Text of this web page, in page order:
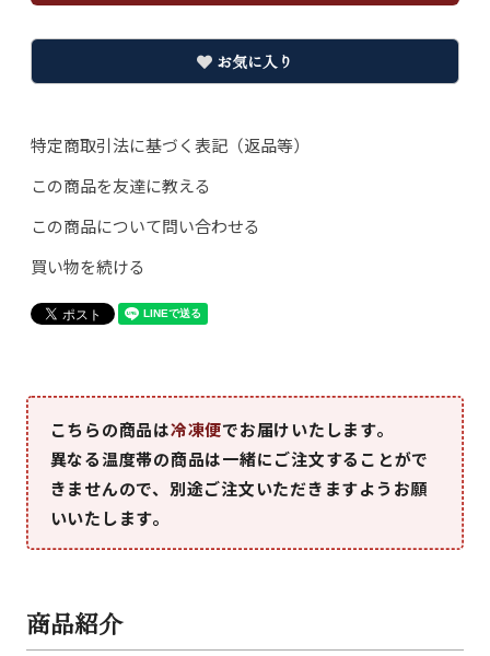
お気に入り
特定商取引法に基づく表記（返品等）
この商品を友達に教える
この商品について問い合わせる
買い物を続ける
こちらの商品は冷凍便でお届けいたします。
異なる温度帯の商品は一緒にご注文することがで
きませんので、別途ご注文いただきますようお願
いいたします。
商品紹介